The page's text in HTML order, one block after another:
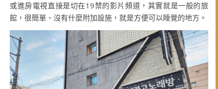
或進房電視直接是切在19禁的影片頻道，其實就是一般的旅
館，很簡單、沒有什麼附加設施，就是方便可以睡覺的地方。